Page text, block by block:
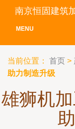
南京恒固建筑
MENU
当前位置： 首页 >
助力制造升级
雄狮机